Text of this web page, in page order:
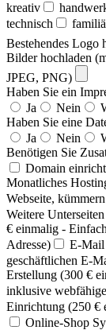
kreativ
technisch
Bestehendes Logo
Bilder hochladen
JPEG, PNG)
Haben Sie ein
Ja
Nein
Haben Sie eine
Ja
Nein
Benötigen Sie
Domain
Monatliches
Webseite,
Weitere
€ einmalig -
Adresse)
E-Mail
geschäftlichen E-
Erstellung (300 €
inklusive
Einrichtung (250 €
Online-Shop